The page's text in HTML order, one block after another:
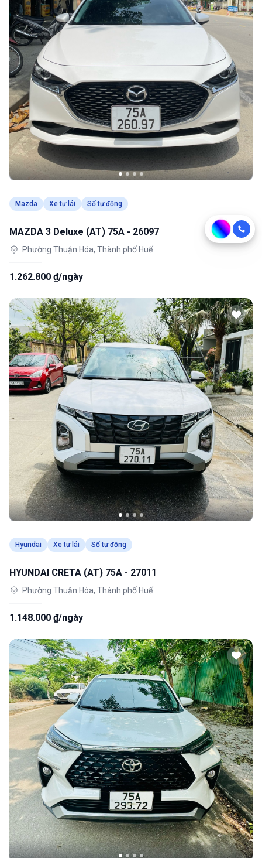
Mazda Xe tự lái Số tự động
MAZDA 3 Deluxe (AT) 75A - 26097
Phường Thuận Hóa, Thành phố Huế
1.262.800 ₫/ngày
Hyundai Xe tự lái Số tự động
HYUNDAI CRETA (AT) 75A - 27011
Phường Thuận Hóa, Thành phố Huế
1.148.000 ₫/ngày